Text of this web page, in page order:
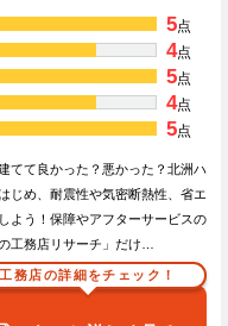
5点
4点
5点
4点
5点
てて良かった？悪かった？北洲ハ
じめ、耐震性や気密断熱性、省エ
よう！保障やアフターサービスの
工務店リサーチ」だけ…
工務店の詳細をチェック！